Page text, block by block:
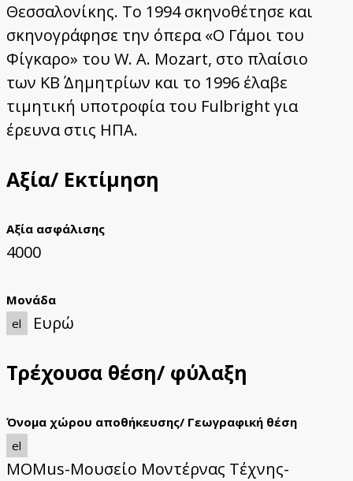
Θεσσαλονίκης. Το 1994 σκηνοθέτησε και
σκηνογράφησε την όπερα «Ο Γάμοι του
Φίγκαρο» του W. A. Mozart, στο πλαίσιο
των ΚΒ΄ Δημητρίων και το 1996 έλαβε
τιμητική υποτροφία του Fulbright για
έρευνα στις ΗΠΑ.
Αξία/ Εκτίμηση
Αξία ασφάλισης
4000
Μονάδα
el
Ευρώ
Τρέχουσα θέση/ φύλαξη
Όνομα χώρου αποθήκευσης/ Γεωγραφική θέση
el
MOMus-Μουσείο Μοντέρνας Τέχνης-